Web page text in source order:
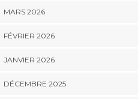
MARS 2026
FÉVRIER 2026
JANVIER 2026
DÉCEMBRE 2025